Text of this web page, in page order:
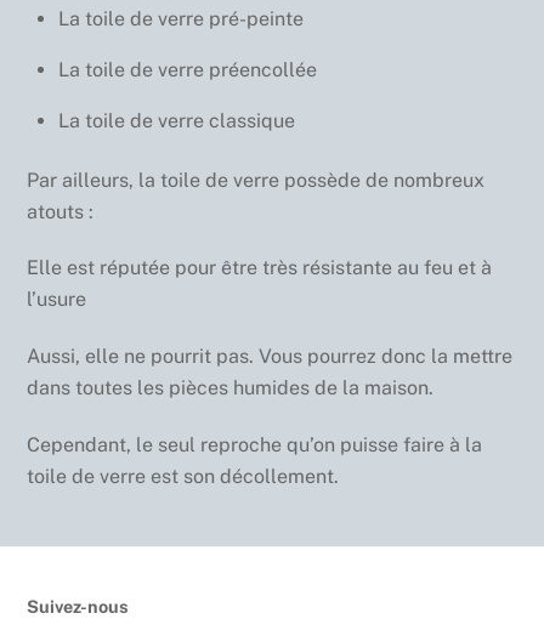
La toile de verre pré-peinte
La toile de verre préencollée
La toile de verre classique
Par ailleurs, la toile de verre possède de nombreux
atouts :
Elle est réputée pour être très résistante au feu et à
l’usure
Aussi, elle ne pourrit pas. Vous pourrez donc la mettre
dans toutes les pièces humides de la maison.
Cependant, le seul reproche qu’on puisse faire à la
toile de verre est son décollement.
Suivez-nous